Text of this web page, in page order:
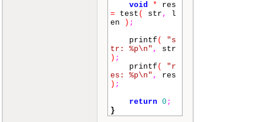
void
*
res
= test ( str ,
l
en
) ;
printf (
"s
tr: %p\n" ,
str
) ;
printf (
"r
es: %p\n" ,
res
) ;
return 0 ;
}